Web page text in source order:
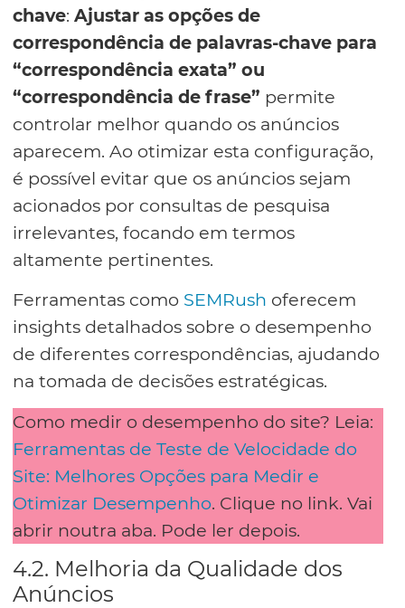
chave: Ajustar as opções de
correspondência de palavras-chave para
“correspondência exata” ou
“correspondência de frase” permite
controlar melhor quando os anúncios
aparecem. Ao otimizar esta configuração,
é possível evitar que os anúncios sejam
acionados por consultas de pesquisa
irrelevantes, focando em termos
altamente pertinentes.
Ferramentas como SEMRush oferecem
insights detalhados sobre o desempenho
de diferentes correspondências, ajudando
na tomada de decisões estratégicas.
Como medir o desempenho do site? Leia:
Ferramentas de Teste de Velocidade do
Site: Melhores Opções para Medir e
Otimizar Desempenho. Clique no link. Vai
abrir noutra aba. Pode ler depois.
4.2. Melhoria da Qualidade dos
Anúncios